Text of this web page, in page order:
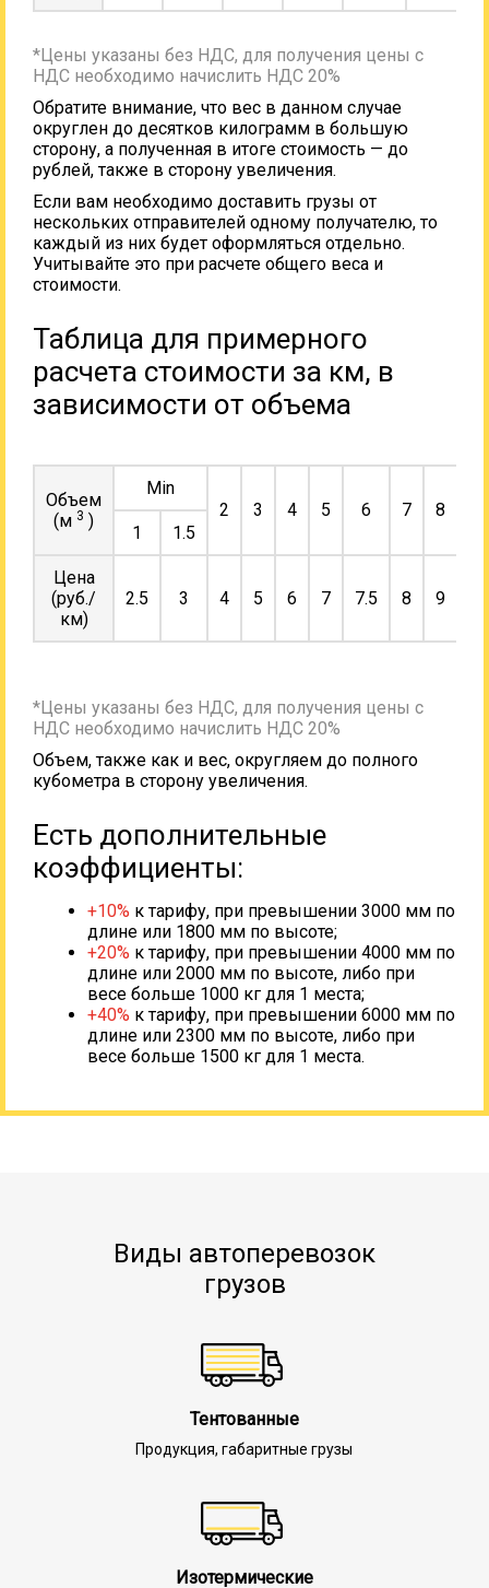
*Цены указаны без НДС, для получения цены с
НДС необходимо начислить НДС 20%
Обратите внимание, что вес в данном случае
округлен до десятков килограмм в большую
сторону, а полученная в итоге стоимость — до
рублей, также в сторону увеличения.
Если вам необходимо доставить грузы от
нескольких отправителей одному получателю, то
каждый из них будет оформляться отдельно.
Учитывайте это при расчете общего веса и
стоимости.
Таблица для примерного
расчета стоимости за км, в
зависимости от объема
Объем
(м 3 )
Min
2
3 4 5 6 7 8
1
1.5
Цена
(руб./
км)
2.5 3 4 5 6 7 7.5 8 9
*Цены указаны без НДС, для получения цены с
НДС необходимо начислить НДС 20%
Объем, также как и вес, округляем до полного
кубометра в сторону увеличения.
Есть дополнительные
коэффициенты:
+10% к тарифу, при превышении 3000 мм по
длине или 1800 мм по высоте;
+20% к тарифу, при превышении 4000 мм по
длине или 2000 мм по высоте, либо при
весе больше 1000 кг для 1 места;
+40% к тарифу, при превышении 6000 мм по
длине или 2300 мм по высоте, либо при
весе больше 1500 кг для 1 места.
Виды автоперевозок
грузов
Тентованные
Продукция, габаритные грузы
Изотермические